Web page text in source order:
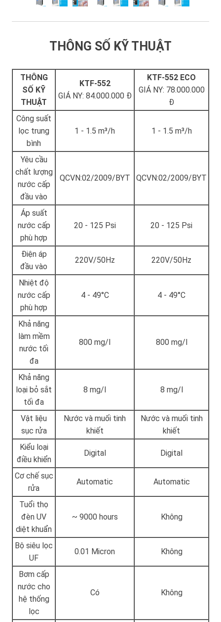
THÔNG SỐ KỸ THUẬT
THÔNG
SỐ KỸ
THUẬT
KTF-552
GIÁ NY: 84.000.000 Đ
KTF-552 ECO
GIÁ NY: 78.000.000
Đ
Công suất
lọc trung
bình
1 - 1.5 m³/h 1 - 1.5 m³/h
Yêu cầu
chất lượng
nước cấp
đầu vào
QCVN:02/2009/BYT QCVN:02/2009/BYT
Áp suất
nước cấp
phù hợp
20 - 125 Psi 20 - 125 Psi
Điện áp
đầu vào
220V/50Hz 220V/50Hz
Nhiệt độ
nước cấp
phù hợp
4 - 49°C 4 - 49°C
Khả năng
làm mềm
nước tối
đa
800 mg/l 800 mg/l
Khả năng
loại bỏ sắt
tối đa
8 mg/l 8 mg/l
Vật liệu
sục rửa
Nước và muối tinh
khiết
Nước và muối tinh
khiết
Kiểu loại
điều khiển
Digital Digital
Cơ chế sục
rửa
Automatic Automatic
Tuổi thọ
đèn UV
diệt khuẩn
~ 9000 hours Không
Bộ siêu lọc
UF
0.01 Micron Không
Bơm cấp
nước cho
hệ thống
lọc
Có Không